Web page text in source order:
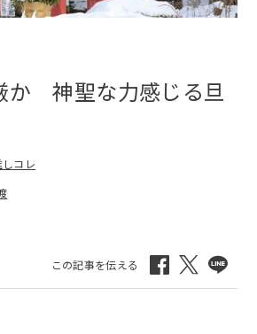
か 神聖な力感じる旦
コレ